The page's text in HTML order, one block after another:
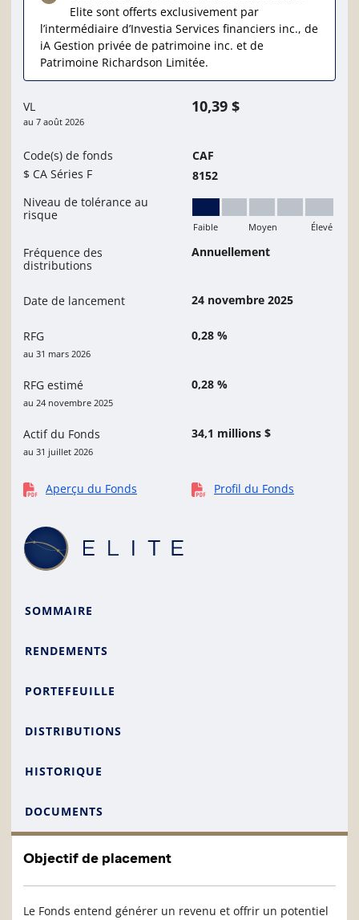
Elite sont offerts exclusivement par
l’intermédiaire d’Investia Services financiers inc., de
iA Gestion privée de patrimoine inc. et de
Patrimoine Richardson Limitée.
VL
au 7 août 2026
10,39 $
Code(s) de fonds
$ CA Séries F
CAF
8152
Niveau de tolérance au
risque
Faible
Faible Moyen Élevé
Fréquence des
distributions
Annuellement
Date de lancement 24 novembre 2025
RFG
au 31 mars 2026
0,28 %
RFG estimé
au 24 novembre 2025
0,28 %
Actif du Fonds
au 31 juillet 2026
34,1 millions $
Aperçu du Fonds Profil du Fonds
SOMMAIRE
RENDEMENTS
PORTEFEUILLE
DISTRIBUTIONS
HISTORIQUE
DOCUMENTS
Objectif de placement
Le Fonds entend générer un revenu et offrir un potentiel